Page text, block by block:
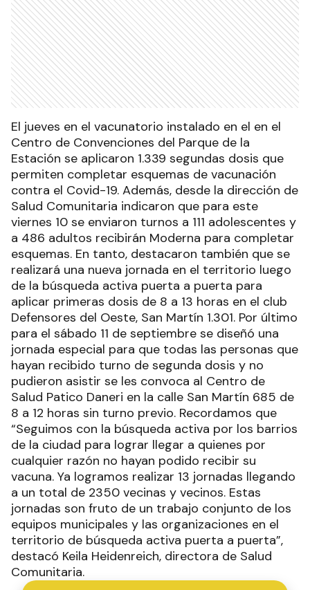
El jueves en el vacunatorio instalado en el en el
Centro de Convenciones del Parque de la
Estación se aplicaron 1.339 segundas dosis que
permiten completar esquemas de vacunación
contra el Covid-19. Además, desde la dirección de
Salud Comunitaria indicaron que para este
viernes 10 se enviaron turnos a 111 adolescentes y
a 486 adultos recibirán Moderna para completar
esquemas. En tanto, destacaron también que se
realizará una nueva jornada en el territorio luego
de la búsqueda activa puerta a puerta para
aplicar primeras dosis de 8 a 13 horas en el club
Defensores del Oeste, San Martín 1.301. Por último
para el sábado 11 de septiembre se diseñó una
jornada especial para que todas las personas que
hayan recibido turno de segunda dosis y no
pudieron asistir se les convoca al Centro de
Salud Patico Daneri en la calle San Martín 685 de
8 a 12 horas sin turno previo. Recordamos que
“Seguimos con la búsqueda activa por los barrios
de la ciudad para lograr llegar a quienes por
cualquier razón no hayan podido recibir su
vacuna. Ya logramos realizar 13 jornadas llegando
a un total de 2350 vecinas y vecinos. Estas
jornadas son fruto de un trabajo conjunto de los
equipos municipales y las organizaciones en el
territorio de búsqueda activa puerta a puerta”,
destacó Keila Heidenreich, directora de Salud
Comunitaria.